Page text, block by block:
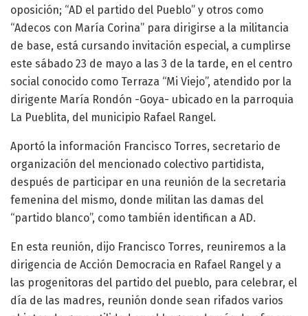
oposición; “AD el partido del Pueblo” y otros como
“Adecos con María Corina” para dirigirse a la militancia
de base, está cursando invitación especial, a cumplirse
este sábado 23 de mayo a las 3 de la tarde, en el centro
social conocido como Terraza “Mi Viejo”, atendido por la
dirigente María Rondón -Goya- ubicado en la parroquia
La Pueblita, del municipio Rafael Rangel.
Aportó la información Francisco Torres, secretario de
organización del mencionado colectivo partidista,
después de participar en una reunión de la secretaria
femenina del mismo, donde militan las damas del
“partido blanco”, como también identifican a AD.
En esta reunión, dijo Francisco Torres, reuniremos a la
dirigencia de Acción Democracia en Rafael Rangel y a
las progenitoras del partido del pueblo, para celebrar, el
día de las madres, reunión donde sean rifados varios